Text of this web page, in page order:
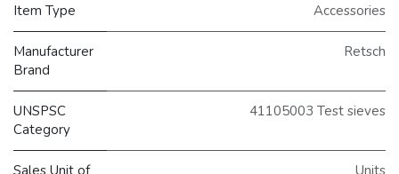
Item Type Accessories
Manufacturer
Brand
Retsch
UNSPSC
Category
41105003 Test sieves